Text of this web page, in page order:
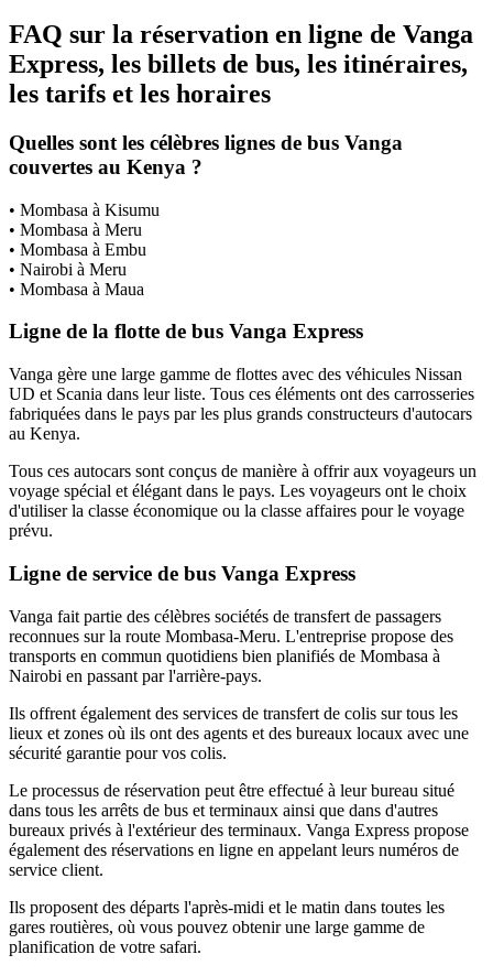
FAQ sur la réservation en ligne de Vanga
Express, les billets de bus, les itinéraires,
les tarifs et les horaires
Quelles sont les célèbres lignes de bus Vanga
couvertes au Kenya ?
• Mombasa à Kisumu
• Mombasa à Meru
• Mombasa à Embu
• Nairobi à Meru
• Mombasa à Maua
Ligne de la flotte de bus Vanga Express
Vanga gère une large gamme de flottes avec des véhicules Nissan
UD et Scania dans leur liste. Tous ces éléments ont des carrosseries
fabriquées dans le pays par les plus grands constructeurs d'autocars
au Kenya.
Tous ces autocars sont conçus de manière à offrir aux voyageurs un
voyage spécial et élégant dans le pays. Les voyageurs ont le choix
d'utiliser la classe économique ou la classe affaires pour le voyage
prévu.
Ligne de service de bus Vanga Express
Vanga fait partie des célèbres sociétés de transfert de passagers
reconnues sur la route Mombasa-Meru. L'entreprise propose des
transports en commun quotidiens bien planifiés de Mombasa à
Nairobi en passant par l'arrière-pays.
Ils offrent également des services de transfert de colis sur tous les
lieux et zones où ils ont des agents et des bureaux locaux avec une
sécurité garantie pour vos colis.
Le processus de réservation peut être effectué à leur bureau situé
dans tous les arrêts de bus et terminaux ainsi que dans d'autres
bureaux privés à l'extérieur des terminaux. Vanga Express propose
également des réservations en ligne en appelant leurs numéros de
service client.
Ils proposent des départs l'après-midi et le matin dans toutes les
gares routières, où vous pouvez obtenir une large gamme de
planification de votre safari.